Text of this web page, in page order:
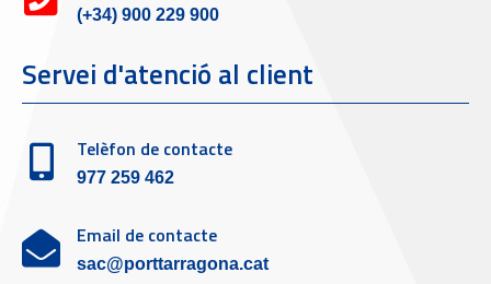
(+34) 900 229 900
Servei d'atenció al client
Telèfon de contacte
977 259 462
Email de contacte
sac@porttarragona.cat